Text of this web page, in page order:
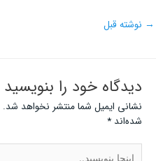
→ نوشته قبل
دیدگاه‌ خود را بنویسید
نشانی ایمیل شما منتشر نخواهد شد.
شده‌اند*